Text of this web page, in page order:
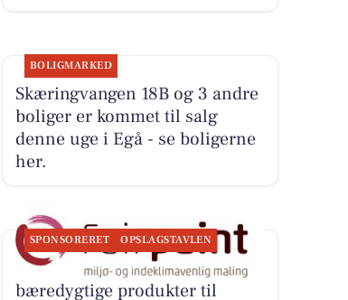
BOLIGMARKED
Skæringvangen 18B og 3 andre
boliger er kommet til salg
denne uge i Egå - se boligerne
her.
SPONSORERET OPSLAGSTAVLEN
Fairpaint ApS tilbyder
bæredygtige produkter til